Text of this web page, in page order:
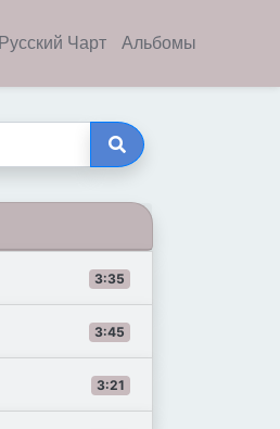
Русский Чарт Альбомы
3:35
3:45
3:21